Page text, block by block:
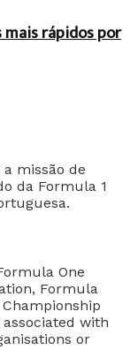
rápidos por
missão de
da Formula 1
One
Formula
with
or